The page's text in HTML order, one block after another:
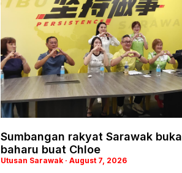
Sumbangan rakyat Sarawak
baharu buat Chloe
Utusan Sarawak August 7, 2026